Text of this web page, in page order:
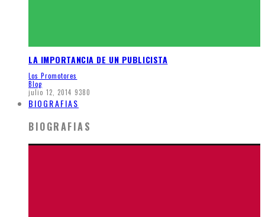
LA IMPORTANCIA DE UN PUBLICISTA
Los Promotores
Blog
julio 12, 2014 9380
BIOGRAFIAS
BIOGRAFIAS